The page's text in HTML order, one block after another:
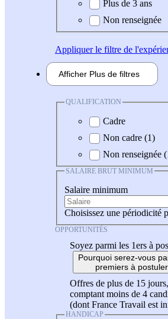
Plus de 3 ans
Non renseignée
Appliquerle filtre de
Afficher Plus de filtres
QUALIFICATION
Cadre
Non cadre (1)
Non renseignée
SALAIRE BRUT MINIMUM
Salaire minimum
Choisissez une périodicité
OPPORTUNITÉS
Soyez parmi les 1ers à
Pourquoi serez-vous
premiers à
Offres de plus de 15 jours,
comptant moins de 4
(dont France Travail est
HANDICAP